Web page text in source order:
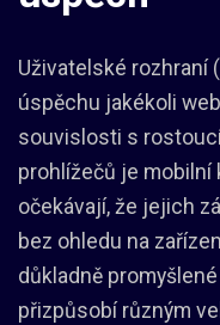
Uživatelské rozhraní
úspěchu jakékoli
souvislosti s
prohlížečů je mobilní
očekávají, že jejich
bez ohledu na
důkladně
přizpůsobí různým